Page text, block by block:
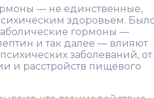
— не единственные,
здоровьем.
гормоны —
и так далее — влияют
заболеваний, от
и расстройств пищевого